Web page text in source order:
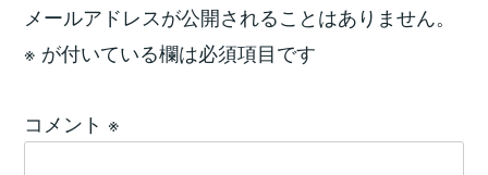
メールアドレスが公開されることはありません。
※ が付いている欄は必須項目です
コメント ※